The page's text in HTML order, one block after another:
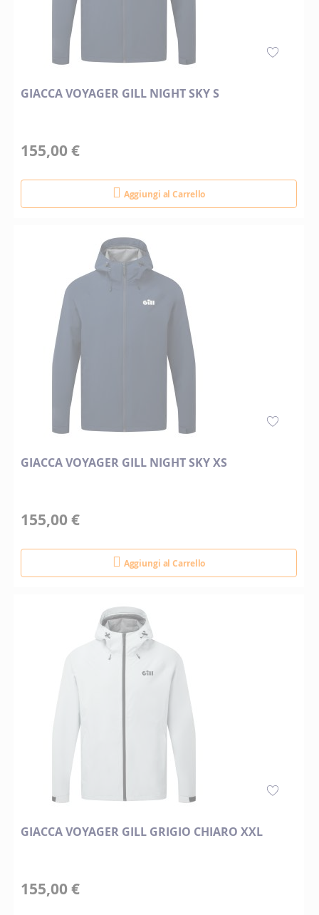
GIACCA VOYAGER GILL NIGHT SKY S
155,00 €
Aggiungi al Carrello
GIACCA VOYAGER GILL NIGHT SKY XS
155,00 €
Aggiungi al Carrello
GIACCA VOYAGER GILL GRIGIO CHIARO XXL
155,00 €